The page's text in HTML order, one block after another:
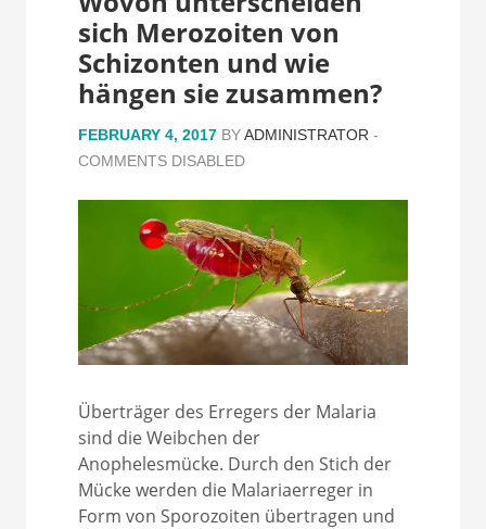
sich Merozoiten von
Schizonten und wie
hängen sie zusammen?
FEBRUARY 4, 2017 BYADMINISTRATOR -
COMMENTS DISABLED
Überträger des Erregers der Malaria
sind die Weibchen der
Anophelesmücke. Durch den Stich der
Mücke werden die Malariaerreger in
Form von Sporozoiten übertragen und